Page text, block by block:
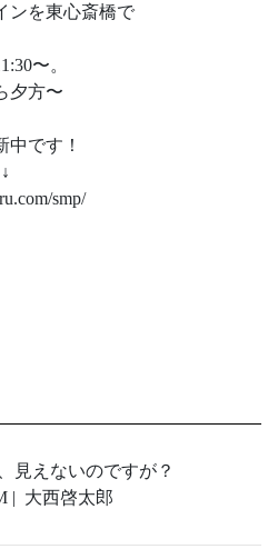
ンを東心斎橋で
〜。
夕方〜
中です！
smp/
見えないのですが？
| 大西啓太郎